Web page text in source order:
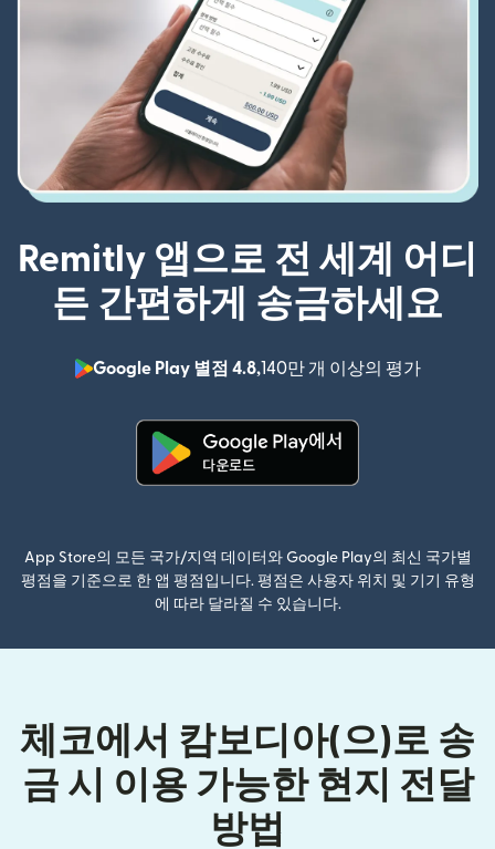
Remitly 앱으로 전 세계 어디
든 간편하게 송금하세요
Google Play 별점 4.8,140만 개 이상의 평가
App Store의 모든 국가/지역 데이터와 Google Play의 최신 국가별
평점을 기준으로 한 앱 평점입니다. 평점은 사용자 위치 및 기기 유형
에 따라 달라질 수 있습니다.
체코에서 캄보디아(으)로 송
금 시 이용 가능한 현지 전달
방법